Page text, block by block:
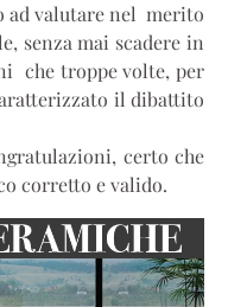
ad valutare nel merito
senza mai scadere in
che troppe volte, per
il dibattito
certo che
corretto e valido.